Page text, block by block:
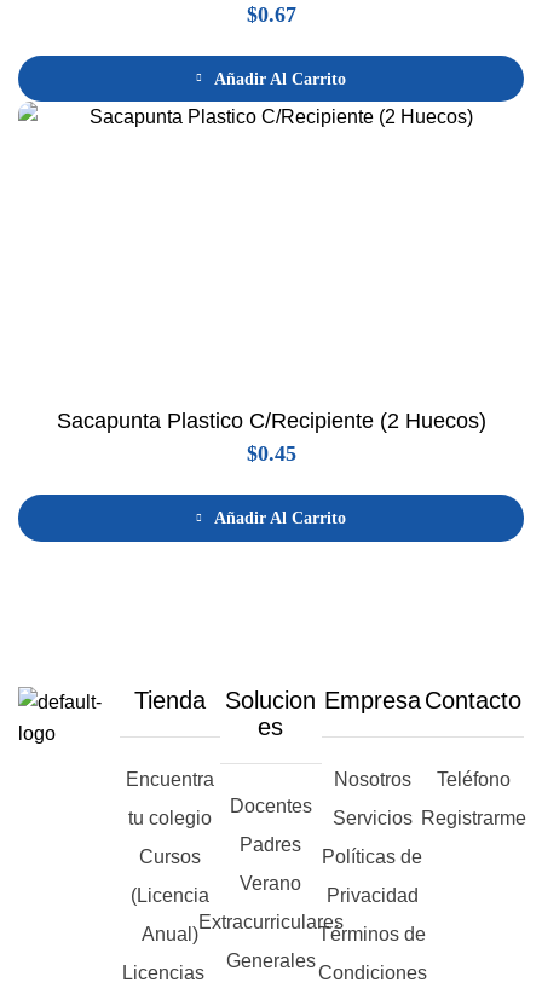
$0.67
Añadir Al Carrito
Sacapunta Plastico C/Recipiente (2 Huecos)
$0.45
Añadir Al Carrito
Tienda
Encuentra
tu colegio
Cursos
(Licencia
Anual)
Licencias
Solucion
es
Docentes
Padres
Verano
Extracurriculares
Generales
Empresa
Nosotros
Servicios
Políticas de
Privacidad
Términos de
Condiciones
Contacto
Teléfono
Registrarme